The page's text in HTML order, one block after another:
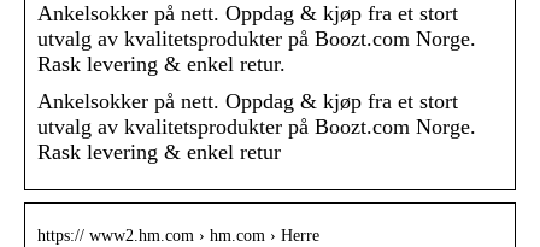
Ankelsokker på nett. Oppdag & kjøp fra et stort
utvalg av kvalitetsprodukter på Boozt.com Norge.
Rask levering & enkel retur.
Ankelsokker på nett. Oppdag & kjøp fra et stort
utvalg av kvalitetsprodukter på Boozt.com Norge.
Rask levering & enkel retur
https:// www2.hm.com › hm.com › Herre